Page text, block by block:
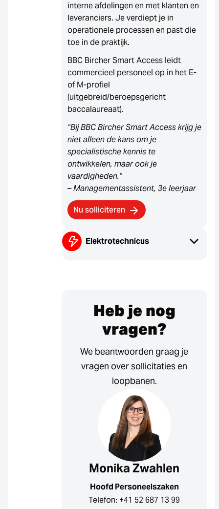
interne afdelingen en met klanten en
leveranciers. Je verdiept je in
operationele processen en past die
toe in de praktijk.
BBC Bircher Smart Access leidt
commercieel personeel op in het E-
of M-profiel
(uitgebreid/beroepsgericht
baccalaureaat).
“Bij BBC Bircher Smart Access krijg je
niet alleen de kans om je
specialistische kennis te
ontwikkelen, maar ook je
vaardigheden.”
– Managementassistent, 3e leerjaar
Nu solliciteren
Elektrotechnicus
Heb je nog
vragen?
We beantwoorden graag je
vragen over sollicitaties en
loopbanen.
Monika Zwahlen
Hoofd Personeelszaken
Telefon: +41 52 687 13 99